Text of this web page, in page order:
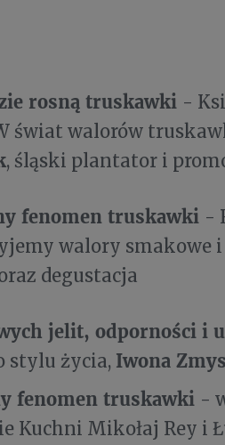
rosną truskawki -
świat walorów
, śląski plantator i
fenomen truskawki -
walory
degustacja
jelit, odporności i
stylu życia, Iwona
fenomen truskawki -
Kuchni Mikołaj Rey i